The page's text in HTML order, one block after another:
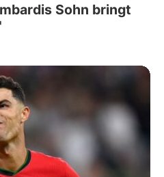
Sohn bringt